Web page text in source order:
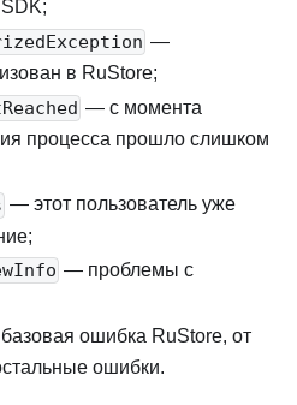
;
—
в RuStore;
— с момента
процесса прошло слишком
— этот пользователь уже
;
— проблемы с
ошибка RuStore, от
ошибки.